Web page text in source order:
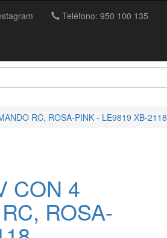
Teléfono: 950 100 135
RC, ROSA-PINK - LE9819 XB-2118
CON 4
ROSA-